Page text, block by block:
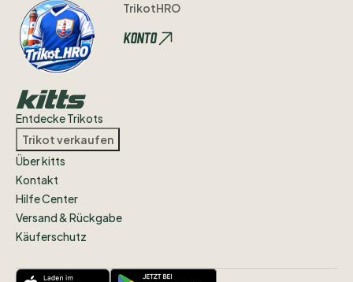
TrikotHRO
Konto
Entdecke Trikots
Trikot verkaufen
Über kitts
Kontakt
Hilfe Center
Versand & Rückgabe
Käuferschutz